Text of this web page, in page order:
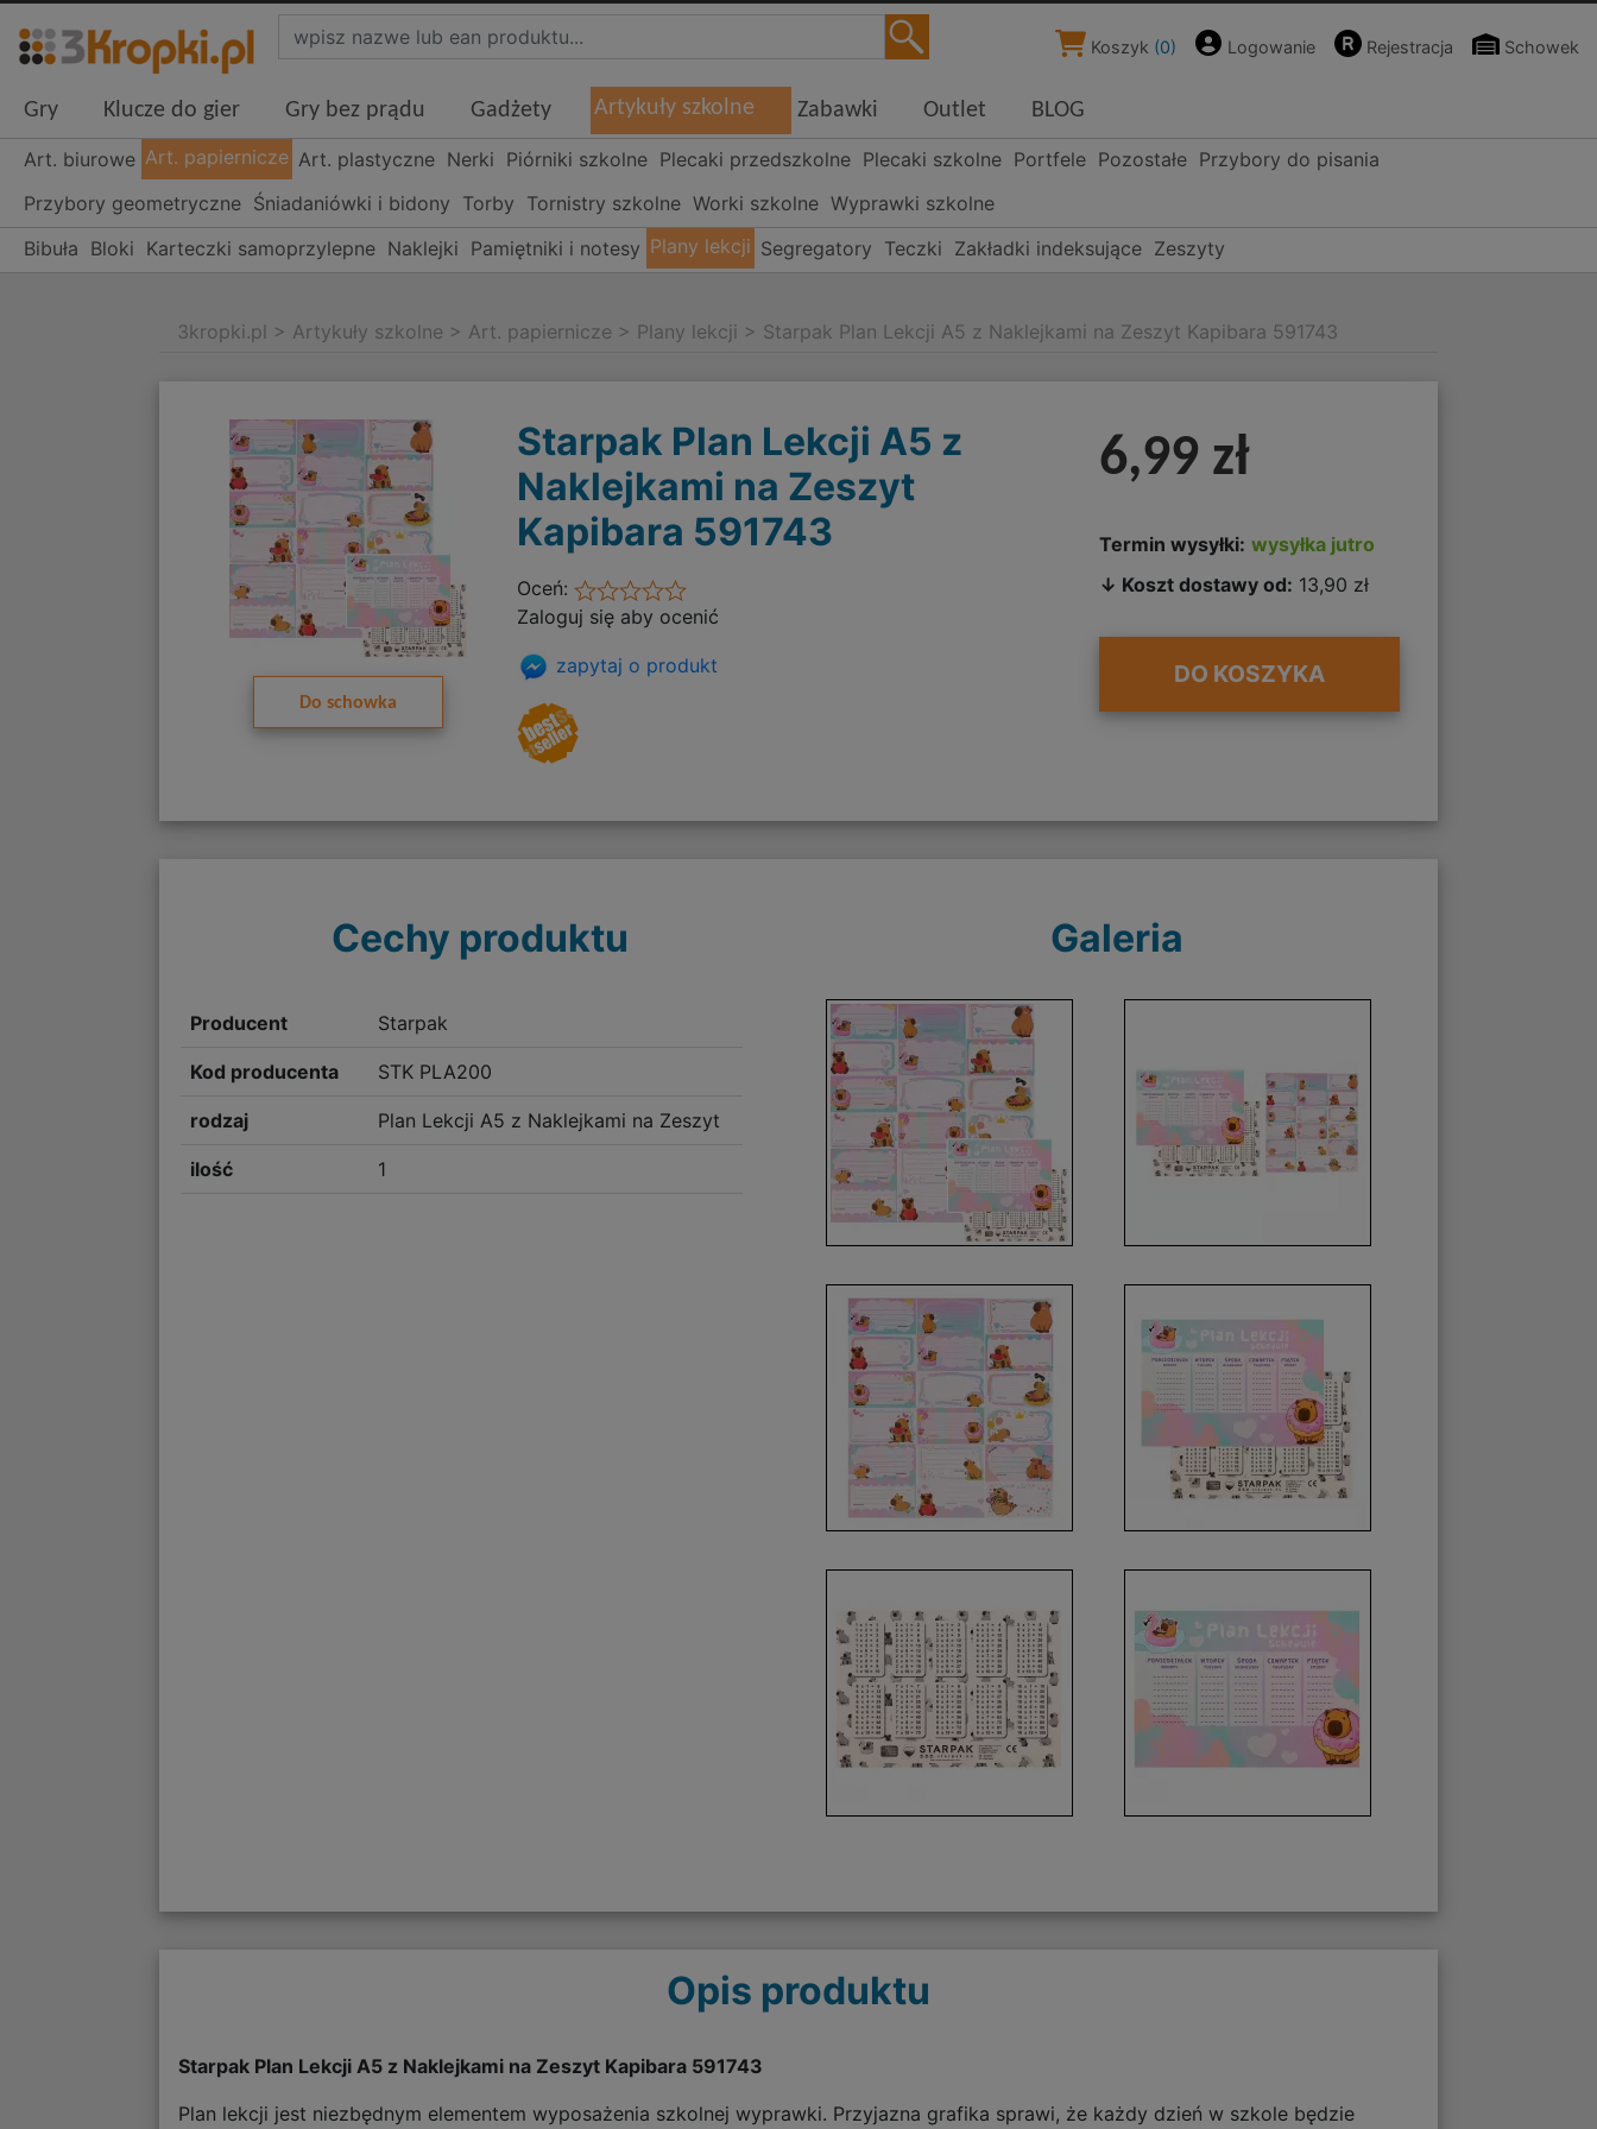
Koszyk (0) Logowanie Rejestracja Schowek
Gry Klucze do gier Gry bez prądu Gadżety Artykuły szkolne Zabawki Outlet BLOG
Art. biurowe Art. papiernicze Art. plastyczne Nerki Piórniki szkolne Plecaki przedszkolne Plecaki szkolne Portfele Pozostałe Przybory do pisania
Przybory geometryczne Śniadaniówki i bidony Torby Tornistry szkolne Worki szkolne Wyprawki szkolne
Bibuła Bloki Karteczki samoprzylepne Naklejki Pamiętniki i notesy Plany lekcji Segregatory Teczki Zakładki indeksujące Zeszyty
3kropki.pl > Artykuły szkolne > Art. papiernicze > Plany lekcji > Starpak Plan Lekcji A5 z Naklejkami na Zeszyt Kapibara 591743
Do schowka
Starpak Plan Lekcji A5 z
Naklejkami na Zeszyt
Kapibara 591743
Oceń:
Zaloguj się aby ocenić
zapytaj o produkt
6,99 zł
Termin wysyłki: wysyłka jutro
↓ Koszt dostawy od: 13,90 zł
DO KOSZYKA
Cechy produktu
Producent Starpak
Kod producenta STK PLA200
rodzaj Plan Lekcji A5 z Naklejkami na Zeszyt
ilość 1
Galeria
Opis produktu
Starpak Plan Lekcji A5 z Naklejkami na Zeszyt Kapibara 591743
Plan lekcji jest niezbędnym elementem wyposażenia szkolnej wyprawki. Przyjazna grafika sprawi, że każdy dzień w szkole będzie